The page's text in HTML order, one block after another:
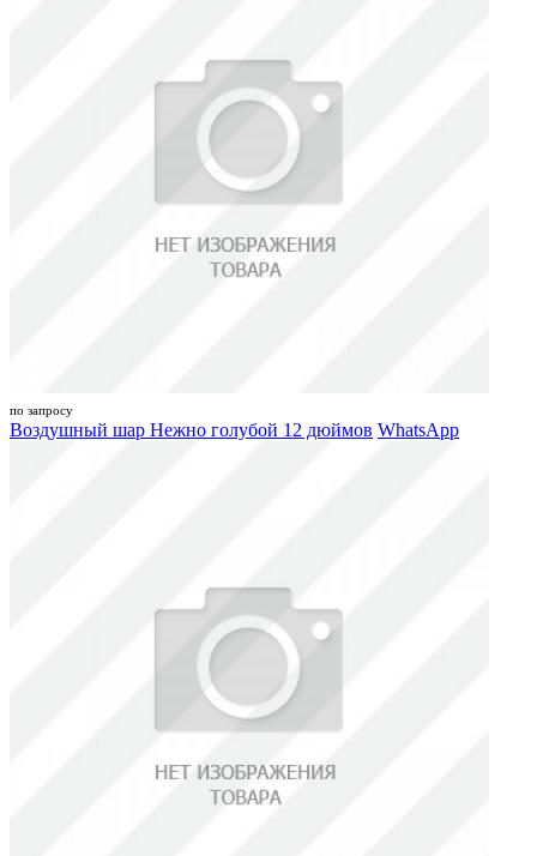
по запросу
Воздушный шар Нежно голубой 12 дюймов WhatsApp